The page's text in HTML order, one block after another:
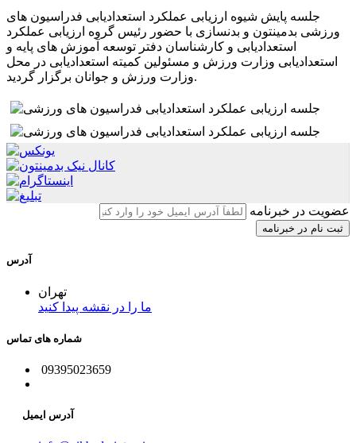
جلسه پایش شیوه ارزیابی عملکرد استعدادیابی فدراسیون های
ورزشی بدمینتون و بدنسازی با حضور رئیس گروه ارزیابی عملکرد
استعدادیابی و کارشناسان دفتر توسعه آموزش های پایه و
استعدادیابی وزارت ورزش و مسئولین کمیته استعدادیابی در محل
وزارت ورزش و جوانان برگزار گردید.
عضویت در خبرنامه
آدرس
تهران
ما را در نقشه پیدا کنید
شماره های تماس
09395023659
آدرس ایمیل